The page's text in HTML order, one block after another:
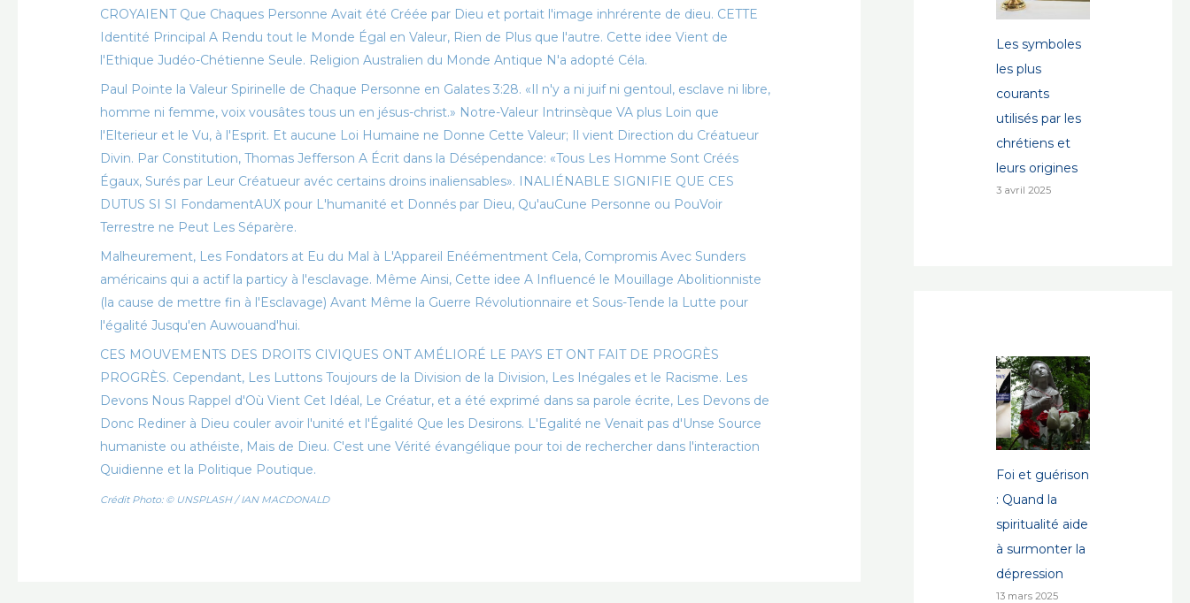
CROYAIENT Que Chaques Personne Avait été Créée par Dieu et portait l'image inhrérente de dieu. CETTE
Identité Principal A Rendu tout le Monde Égal en Valeur, Rien de Plus que l'autre. Cette idee Vient de
l'Ethique Judéo-Chétienne Seule. Religion Australien du Monde Antique N'a adopté Céla.
Paul Pointe la Valeur Spirinelle de Chaque Personne en Galates 3:28. «Il n'y a ni juif ni gentoul, esclave ni libre,
homme ni femme, voix vousâtes tous un en jésus-christ.» Notre-Valeur Intrinsèque VA plus Loin que
l'Elterieur et le Vu, à l'Esprit. Et aucune Loi Humaine ne Donne Cette Valeur; Il vient Direction du Créatueur
Divin. Par Constitution, Thomas Jefferson A Écrit dans la Désépendance: «Tous Les Homme Sont Créés
Égaux, Surés par Leur Créatueur avéc certains droins inaliensables». INALIÉNABLE SIGNIFIE QUE CES
DUTUS SI SI FondamentAUX pour L'humanité et Donnés par Dieu, Qu'auCune Personne ou PouVoir
Terrestre ne Peut Les Séparère.
Malheurement, Les Fondators at Eu du Mal à L'Appareil Enéémentment Cela, Compromis Avec Sunders
américains qui a actif la particy à l'esclavage. Même Ainsi, Cette idee A Influencé le Mouillage Abolitionniste
(la cause de mettre fin à l'Esclavage) Avant Même la Guerre Révolutionnaire et Sous-Tende la Lutte pour
l'égalité Jusqu'en Auwouand'hui.
CES MOUVEMENTS DES DROITS CIVIQUES ONT AMÉLIORÉ LE PAYS ET ONT FAIT DE PROGRÈS
PROGRÈS. Cependant, Les Luttons Toujours de la Division de la Division, Les Inégales et le Racisme. Les
Devons Nous Rappel d'Où Vient Cet Idéal, Le Créatur, et a été exprimé dans sa parole écrite, Les Devons de
Donc Rediner à Dieu couler avoir l'unité et l'Égalité Que les Desirons. L'Egalité ne Venait pas d'Unse Source
humaniste ou athéiste, Mais de Dieu. C'est une Vérité évangélique pour toi de rechercher dans l'interaction
Quidienne et la Politique Poutique.
Crédit Photo: © UNSPLASH / IAN MACDONALD
Les symboles
les plus
courants
utilisés par les
chrétiens et
leurs origines
3 avril 2025
Foi et guérison
: Quand la
spiritualité aide
à surmonter la
dépression
13 mars 2025